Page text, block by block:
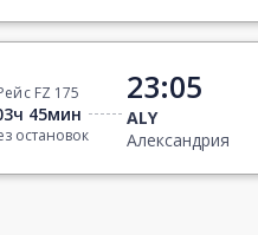
FZ 175
45мин
остановок
23:05
ALY
Александрия